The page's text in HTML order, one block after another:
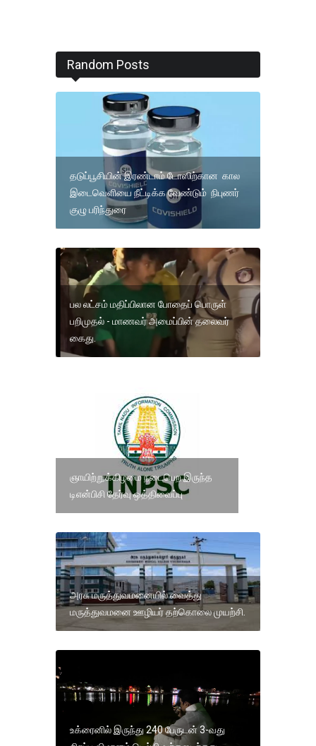
Random Posts
தடுப்பூசியின் இரண்டாம் டோஸிற்கான கால
இடைவெளியை நீட்டிக்க வேண்டும் நிபுணர்
குழு பரிந்துரை
பல லட்சம் மதிப்பிலான போதைப் பொருள்
பறிமுதல் - மாணவர் அமைப்பின் தலைவர்
கைது.
ஞாயிற்றுக்கிழமை நடைபெற இருந்த
டிஎன்பிசி தேர்வு ஒத்திவைப்பு
அரசு மருத்துவமனையில் வைத்து
மருத்துவமனை ஊழியர் தற்கொலை முயற்சி.
உக்ரைனில் இருந்து 240 பேருடன் 3-வது